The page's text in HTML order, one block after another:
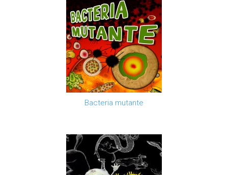
Bacteria mutante